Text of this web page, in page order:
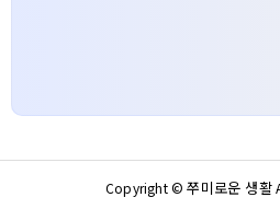
Copyright ©쭈미로운 생활